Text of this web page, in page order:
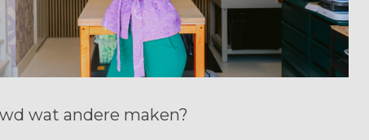
wat andere maken?